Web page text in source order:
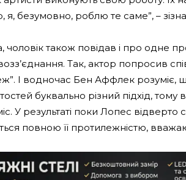
я, безумовно, роблю те саме”, –
чоловік також повідав і про одне
Так, актор попросив
І водночас Бен Аффлек розуміє,
буквально різний підхід,
У результаті поки Лопес відверто
повною її протилежністю,